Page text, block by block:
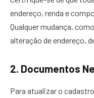
endereço, renda e
Qualquer mudança,
alteração de endereço,
2. Documentos
Para atualizar o